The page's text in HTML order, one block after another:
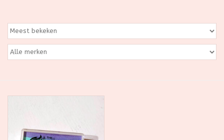
Huishoudartikelen
Ditjes & Datjes